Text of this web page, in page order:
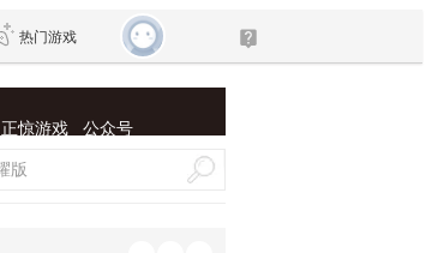
热门游戏
正惊游戏 公众号